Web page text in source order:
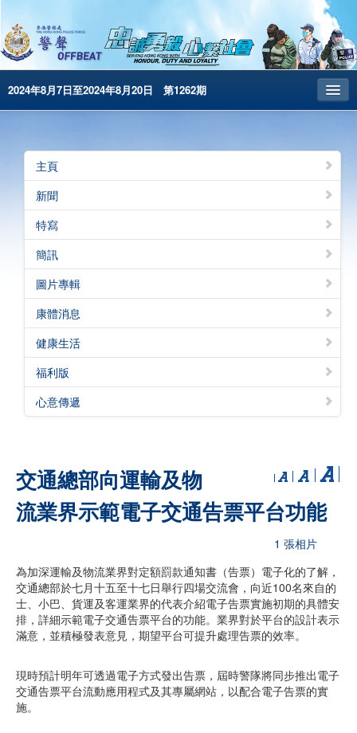
2024年8月7日至2024年8月20日 第1262期
昔日警聲
警務處主頁
简体版
English
電子書版
警聲特刊
主頁
新聞
特寫
簡訊
圖片專輯
康體消息
健康生活
福利版
心意傳遞
交通總部向運輸及物
流業界示範電子交通告票平台功能
1 張相片
為加深運輸及物流業界對定額罰款通知書（告票）電子化的了解，
交通總部於七月十五至十七日舉行四場交流會，向近100名來自的
士、小巴、貨運及客運業界的代表介紹電子告票實施初期的具體安
排，詳細示範電子交通告票平台的功能。業界對於平台的設計表示
滿意，並積極發表意見，期望平台可提升處理告票的效率。
現時預計明年可透過電子方式發出告票，屆時警隊將同步推出電子
交通告票平台流動應用程式及其專屬網站，以配合電子告票的實
施。